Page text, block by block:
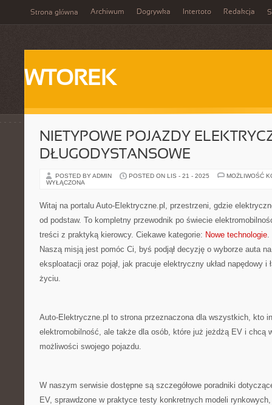
Strona główna Archiwum Dogrywka Intertoto Redakcja
WTOREK
NIETYPOWE POJAZDY
DŁUGODYSTANSOWE
POSTED BY ADMIN POSTED ON LIS - 21 - 2025
MOŻLIWOŚĆ
WYŁĄCZONA
Witaj na portalu Auto-Elektryczne.pl, przestrzeni, gdzie
od podstaw. To kompletny przewodnik po świecie
treści z praktyką kierowcy. Ciekawe kategorie: Nowe technologie.
Naszą misją jest pomóc Ci, byś podjął decyzję o wyborze auta
eksploatacji oraz pojął, jak pracuje elektryczny układ napędowy i
życiu.
Auto-Elektryczne.pl to strona przeznaczona dla wszystkich, kto
elektromobilność, ale także dla osób, które już jeżdżą EV i chcą
możliwości swojego pojazdu.
W naszym serwisie dostępne są szczegółowe poradniki
EV, sprawdzone w praktyce testy konkretnych modeli